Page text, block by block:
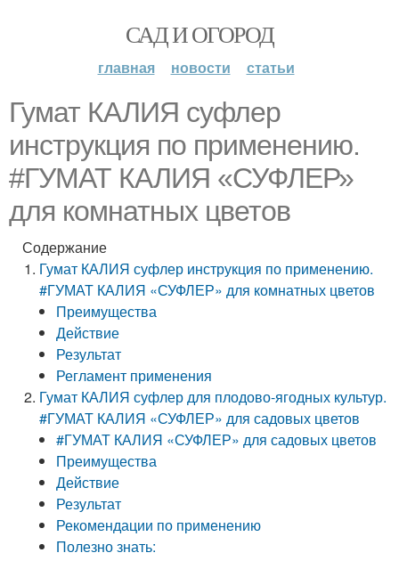
САД И ОГОРОД
главная новости статьи
Гумат КАЛИЯ суфлер
инструкция по применению.
#ГУМАТ КАЛИЯ «СУФЛЕР»
для комнатных цветов
Содержание
Гумат КАЛИЯ суфлер инструкция по применению.
#ГУМАТ КАЛИЯ «СУФЛЕР» для комнатных цветов
Преимущества
Действие
Результат
Регламент применения
Гумат КАЛИЯ суфлер для плодово-ягодных культур.
#ГУМАТ КАЛИЯ «СУФЛЕР» для садовых цветов
#ГУМАТ КАЛИЯ «СУФЛЕР» для садовых цветов
Преимущества
Действие
Результат
Рекомендации по применению
Полезно знать: